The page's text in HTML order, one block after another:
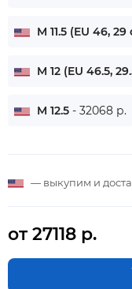
M 11.5 (EU 46, 29
M 12 (EU 46.5,
M 12.5 - 32068 р.
— выкупим и
от 27118 р.